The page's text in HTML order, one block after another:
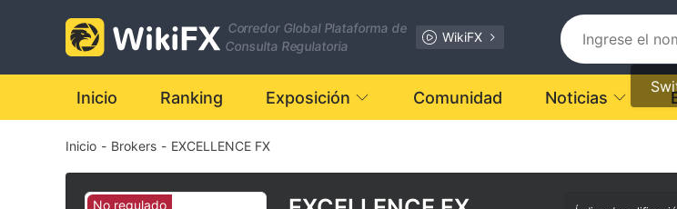
Corredor Global Plataforma de
Consulta Regulatoria
WikiFX
Inicio Ranking Exposición Comunidad Noticias
Inicio - Brokers - EXCELLENCE FX
No regulado
3
4
5
0
1
2